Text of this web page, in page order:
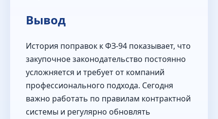
Вывод
История поправок к ФЗ‑94 показывает, что
закупочное законодательство постоянно
усложняется и требует от компаний
профессионального подхода. Сегодня
важно работать по правилам контрактной
системы и регулярно обновлять